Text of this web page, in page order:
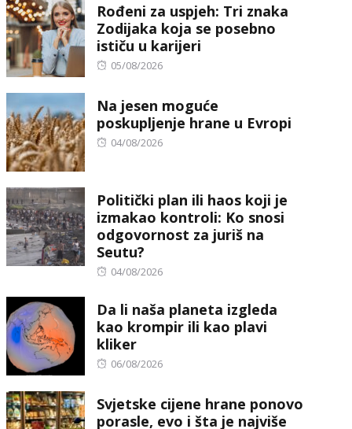
Rođeni za uspjeh: Tri znaka
Zodijaka koja se posebno
ističu u karijeri
Posted
05/08/2026
Na jesen moguće
poskupljenje hrane u Evropi
Posted
04/08/2026
Politički plan ili haos koji je
izmakao kontroli: Ko snosi
odgovornost za juriš na
Seutu?
Posted
04/08/2026
Da li naša planeta izgleda
kao krompir ili kao plavi
kliker
Posted
06/08/2026
Svjetske cijene hrane ponovo
porasle, evo i šta je najviše